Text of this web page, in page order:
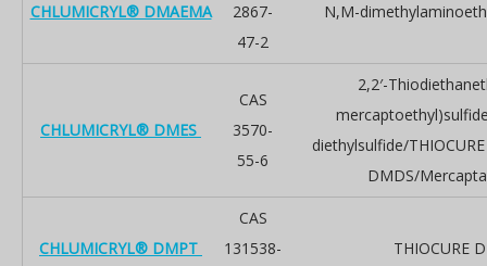
CHLUMICRYL® DMAEMA
2867-
47-2
N,M-
CHLUMICRYL® DMES
CAS
3570-
55-6
2,2′-
diethylsulfide/
DMDS/
CHLUMICRYL® DMPT
CAS
131538-
THIOCURE